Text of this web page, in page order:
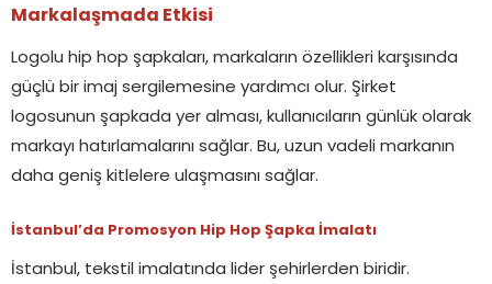
Markalaşmada Etkisi
Logolu hip hop şapkaları, markaların özellikleri karşısında
güçlü bir imaj sergilemesine yardımcı olur. Şirket
logosunun şapkada yer alması, kullanıcıların günlük olarak
markayı hatırlamalarını sağlar. Bu, uzun vadeli markanın
daha geniş kitlelere ulaşmasını sağlar.
İstanbul’da Promosyon Hip Hop Şapka İmalatı
İstanbul, tekstil imalatında lider şehirlerden biridir.